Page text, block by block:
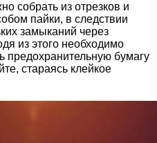
собрать из отрезков и
пайки, в следствии
замыканий через
из этого необходимо
предохранительную бумагу
стараясь клейкое